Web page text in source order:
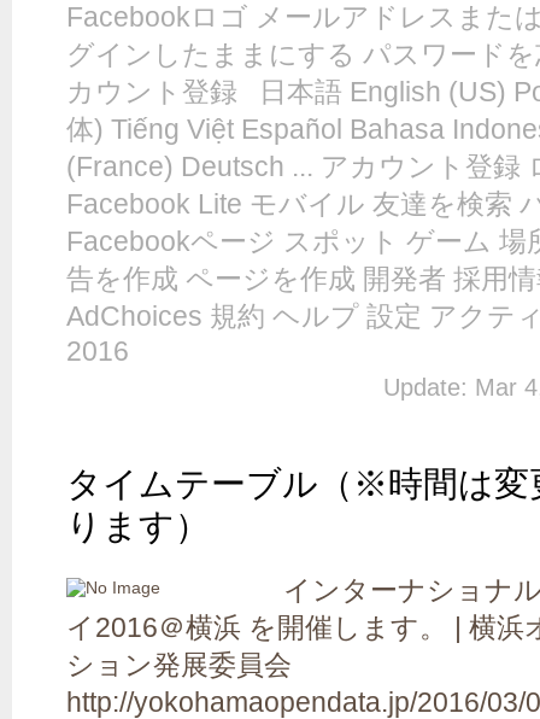
Facebookロゴ メールアドレスまた
グインしたままにする パスワード
カウント登録 日本語 English (US)
体) Tiếng Việt Español Bahasa
(France) Deutsch ... アカウント登録
Facebook Lite モバイル 友達を検索
Facebookページ スポット ゲーム 場
告を作成 ページを作成 開発者 採用
AdChoices 規約 ヘルプ 設定 アクテ
2016
Update: Mar
タイムテーブル（※時間は変
ります）
インターナショナ
イ2016＠横浜 を開催します。 | 横
ション発展委員会
http://yokohamaopendata.jp/2016/